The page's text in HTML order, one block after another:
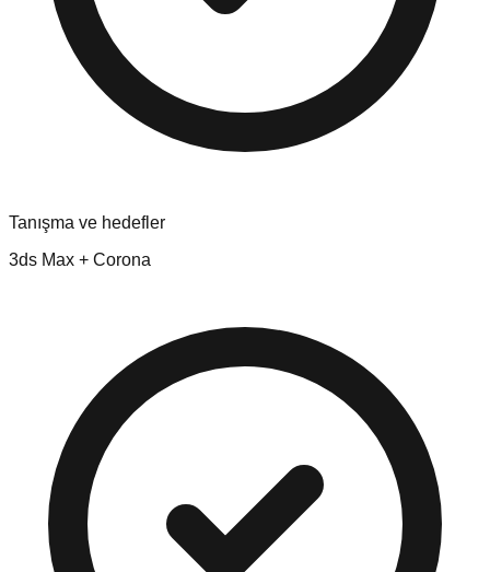
Tanışma ve hedefler
3ds Max + Corona